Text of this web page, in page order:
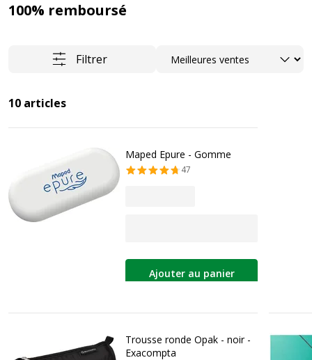
100% remboursé
Filtrer Trier
10 articles
Maped Epure - Gomme
47
Ajouter au panier
Trousse ronde Opak - noir -
Exacompta